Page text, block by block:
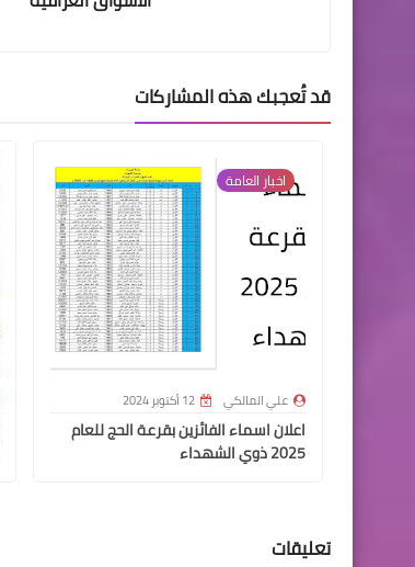
قد تُعجبك هذه المشاركات
اخبار العامة
علي المالكي 12 أكتوبر 2024
اعلان اسماء الفائزين بقرعة الحج للعام
2025 ذوي الشهداء
تعليقات